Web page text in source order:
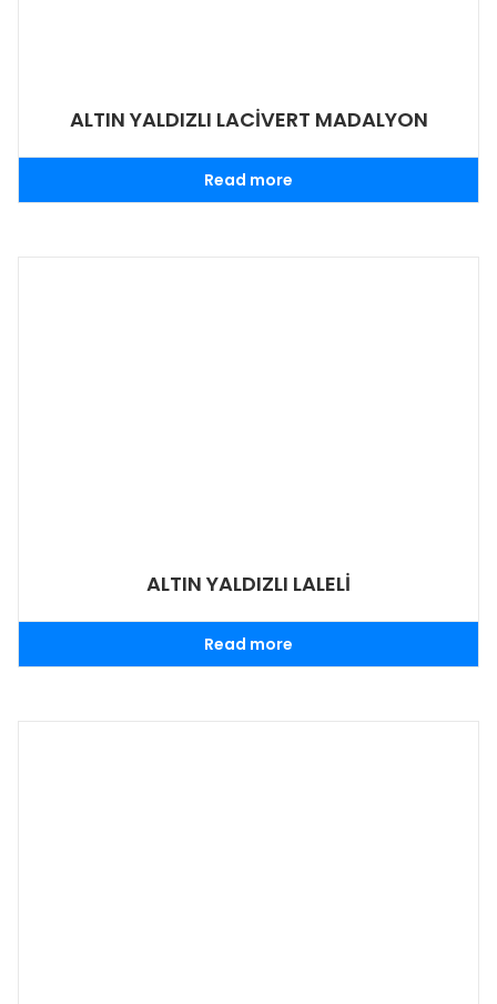
ALTIN YALDIZLI LACİVERT MADALYON
Read more
ALTIN YALDIZLI LALELİ
Read more